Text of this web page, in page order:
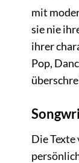
mit
sie nie
ihrer
Pop,
Die